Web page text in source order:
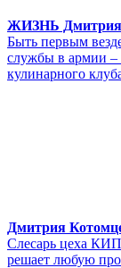
ЖИЗНЬ Дмитрия
Быть первым
службы в армии –
кулинарного
Дмитрия
Слесарь цеха
решает любую